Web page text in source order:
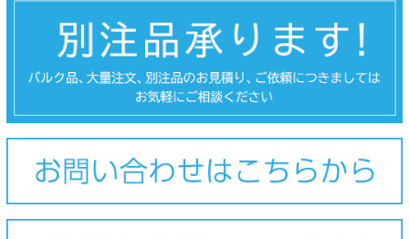
ご利用ガイド
会社概要
特定商取引法に基づく表示
個人情報の取扱